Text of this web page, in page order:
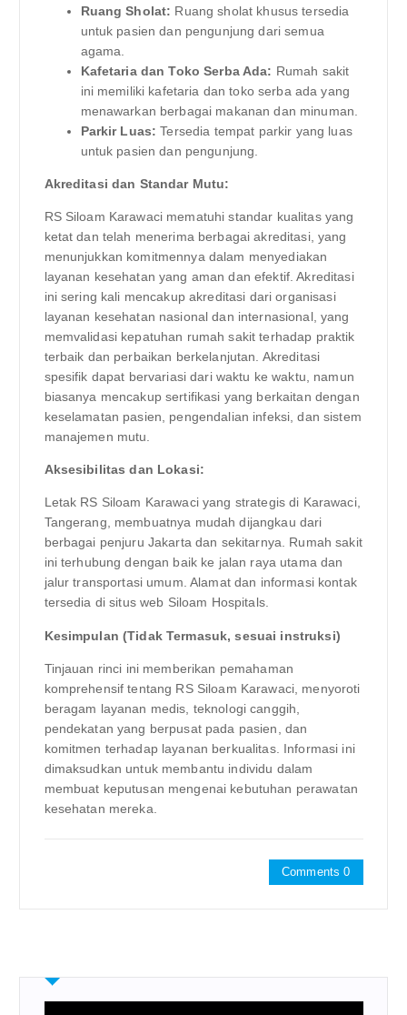
Ruang Sholat: Ruang sholat khusus tersedia
untuk pasien dan pengunjung dari semua
agama.
Kafetaria dan Toko Serba Ada: Rumah sakit
ini memiliki kafetaria dan toko serba ada yang
menawarkan berbagai makanan dan minuman.
Parkir Luas: Tersedia tempat parkir yang luas
untuk pasien dan pengunjung.
Akreditasi dan Standar Mutu:
RS Siloam Karawaci mematuhi standar kualitas yang
ketat dan telah menerima berbagai akreditasi, yang
menunjukkan komitmennya dalam menyediakan
layanan kesehatan yang aman dan efektif. Akreditasi
ini sering kali mencakup akreditasi dari organisasi
layanan kesehatan nasional dan internasional, yang
memvalidasi kepatuhan rumah sakit terhadap praktik
terbaik dan perbaikan berkelanjutan. Akreditasi
spesifik dapat bervariasi dari waktu ke waktu, namun
biasanya mencakup sertifikasi yang berkaitan dengan
keselamatan pasien, pengendalian infeksi, dan sistem
manajemen mutu.
Aksesibilitas dan Lokasi:
Letak RS Siloam Karawaci yang strategis di Karawaci,
Tangerang, membuatnya mudah dijangkau dari
berbagai penjuru Jakarta dan sekitarnya. Rumah sakit
ini terhubung dengan baik ke jalan raya utama dan
jalur transportasi umum. Alamat dan informasi kontak
tersedia di situs web Siloam Hospitals.
Kesimpulan (Tidak Termasuk, sesuai instruksi)
Tinjauan rinci ini memberikan pemahaman
komprehensif tentang RS Siloam Karawaci, menyoroti
beragam layanan medis, teknologi canggih,
pendekatan yang berpusat pada pasien, dan
komitmen terhadap layanan berkualitas. Informasi ini
dimaksudkan untuk membantu individu dalam
membuat keputusan mengenai kebutuhan perawatan
kesehatan mereka.
Comments 0